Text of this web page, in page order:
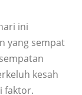
ini
yang sempat
kesah
faktor.